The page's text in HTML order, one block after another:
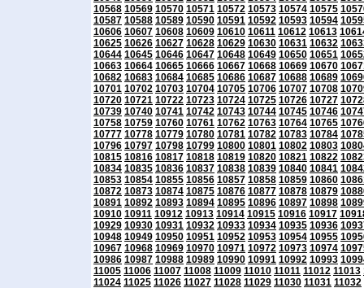
10568 10569 10570 10571 10572 10573 10574 10575
10587 10588 10589 10590 10591 10592 10593 10594
10606 10607 10608 10609 10610 10611 10612 10613
10625 10626 10627 10628 10629 10630 10631 10632
10644 10645 10646 10647 10648 10649 10650 10651
10663 10664 10665 10666 10667 10668 10669 10670
10682 10683 10684 10685 10686 10687 10688 10689
10701 10702 10703 10704 10705 10706 10707 10708
10720 10721 10722 10723 10724 10725 10726 10727
10739 10740 10741 10742 10743 10744 10745 10746
10758 10759 10760 10761 10762 10763 10764 10765
10777 10778 10779 10780 10781 10782 10783 10784
10796 10797 10798 10799 10800 10801 10802 10803
10815 10816 10817 10818 10819 10820 10821 10822
10834 10835 10836 10837 10838 10839 10840 10841
10853 10854 10855 10856 10857 10858 10859 10860
10872 10873 10874 10875 10876 10877 10878 10879
10891 10892 10893 10894 10895 10896 10897 10898
10910 10911 10912 10913 10914 10915 10916 10917
10929 10930 10931 10932 10933 10934 10935 10936
10948 10949 10950 10951 10952 10953 10954 10955
10967 10968 10969 10970 10971 10972 10973 10974
10986 10987 10988 10989 10990 10991 10992 10993
11005 11006 11007 11008 11009 11010 11011 11012 11013
11024 11025 11026 11027 11028 11029 11030 11031 11032